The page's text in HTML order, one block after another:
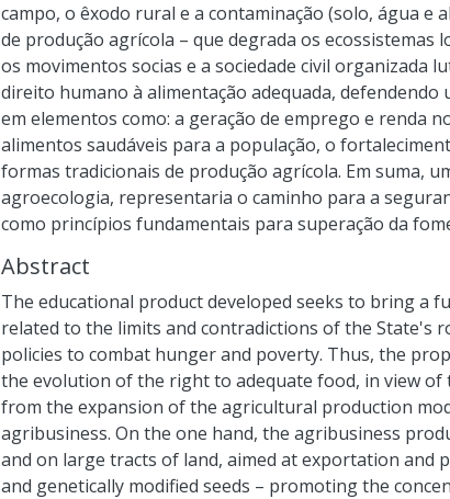
campo, o êxodo rural e a contaminação (solo, água e
de produção agrícola – que degrada os ecossistemas
os movimentos socias e a sociedade civil organizada
direito humano à alimentação adequada,
em elementos como: a geração de emprego e renda
alimentos saudáveis para a população, o
formas tradicionais de produção agrícola. Em suma,
agroecologia, representaria o caminho para a
como princípios fundamentais para superação da
Abstract
The educational product developed seeks to bring a
related to the limits and contradictions of the State's
policies to combat hunger and poverty. Thus, the
the evolution of the right to adequate food, in view
from the expansion of the agricultural production
agribusiness. On the one hand, the agribusiness
and on large tracts of land, aimed at exportation and
and genetically modified seeds – promoting the